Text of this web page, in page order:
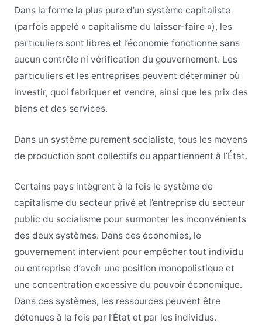
Dans la forme la plus pure d’un système capitaliste
(parfois appelé « capitalisme du laisser-faire »), les
particuliers sont libres et l’économie fonctionne sans
aucun contrôle ni vérification du gouvernement. Les
particuliers et les entreprises peuvent déterminer où
investir, quoi fabriquer et vendre, ainsi que les prix des
biens et des services.
Dans un système purement socialiste, tous les moyens
de production sont collectifs ou appartiennent à l’État.
Certains pays intègrent à la fois le système de
capitalisme du secteur privé et l’entreprise du secteur
public du socialisme pour surmonter les inconvénients
des deux systèmes. Dans ces économies, le
gouvernement intervient pour empêcher tout individu
ou entreprise d’avoir une position monopolistique et
une concentration excessive du pouvoir économique.
Dans ces systèmes, les ressources peuvent être
détenues à la fois par l’État et par les individus.